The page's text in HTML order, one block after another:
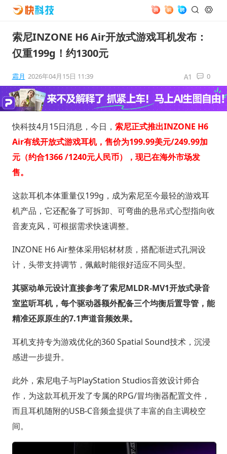
索尼INZONE H6 Air开放式游戏耳机发布：
仅重199g！约1300元
霜月 2026年04月15日 11:39 0
快科技4月15日消息，今日， 索尼正式推出INZONE H6
Air有线开放式游戏耳机，售价为199.99美元/249.99加
元（约合1366 /1240元人民币），现已在海外市场发
售。
这款耳机本体重量仅199g，成为索尼至今最轻的游戏耳
机产品，它还配备了可拆卸、可弯曲的悬吊式心型指向收
音麦克风，可根据需求快速调整。
INZONE H6 Air整体采用铝材材质，搭配渐进式孔洞设
计，头带支持调节，佩戴时能很好适应不同头型。
其驱动单元设计直接参考了索尼MLDR-MV1开放式录音
室监听耳机，每个驱动器额外配备三个均衡后置导管，能
精准还原原生的7.1声道音频效果。
耳机支持专为游戏优化的360 Spatial Sound技术，沉浸
感进一步提升。
此外，索尼电子与PlayStation Studios音效设计师合
作，为这款耳机开发了专属的RPG/冒均衡器配置文件，
而且耳机随附的USB-C音频盒提供了丰富的自主调校空
间。